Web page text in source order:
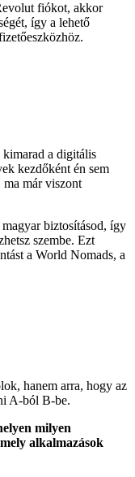
fiókot, akkor
így a lehető
a digitális
kezdőként én sem
már viszont
biztosításod, így
szembe. Ezt
a World Nomads, a
hanem arra, hogy az
A-ból B-be.
milyen
alkalmazások